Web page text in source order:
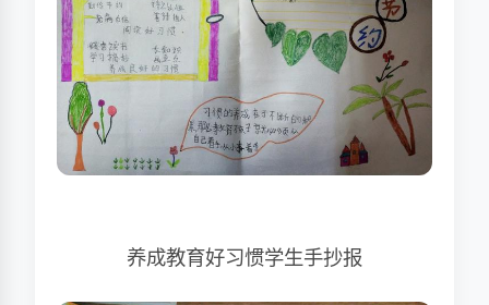
养成教育好习惯学生手抄报